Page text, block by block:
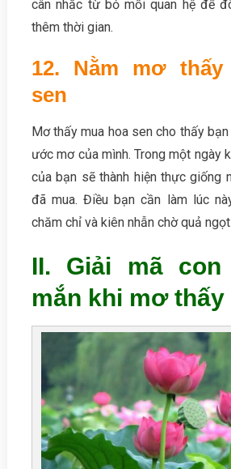
cân nhắc từ bỏ mối quan hệ để
thêm thời gian.
12. Nằm mơ
sen
Mơ thấy mua hoa sen cho thấy
ước mơ của mình. Trong một ngày
của bạn sẽ thành hiện thực giống
đã mua. Điều bạn cần làm lúc
chăm chỉ và kiên nhẫn chờ quả
II. Giải mã
mắn khi mơ thấy